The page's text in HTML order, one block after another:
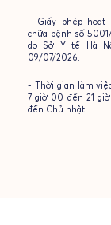
- Giấy phép hoạt
chữa bệnh số
do Sở Y tế Hà
09/07/2026.
- Thời gian làm
7 giờ 00 đến 21
đến Chủ nhật.